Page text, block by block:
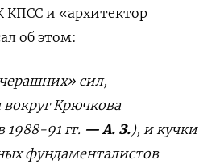
КПСС и «архитектор
об этом:
сил,
Крючкова
1988-91 гг. — А. З. ), и кучки
фундаменталистов